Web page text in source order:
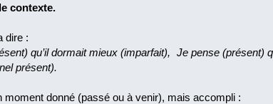
contexte.
dire :
qu’il dormait mieux (imparfait), Je pense (présent)
présent).
donné (passé ou à venir), mais accompli :